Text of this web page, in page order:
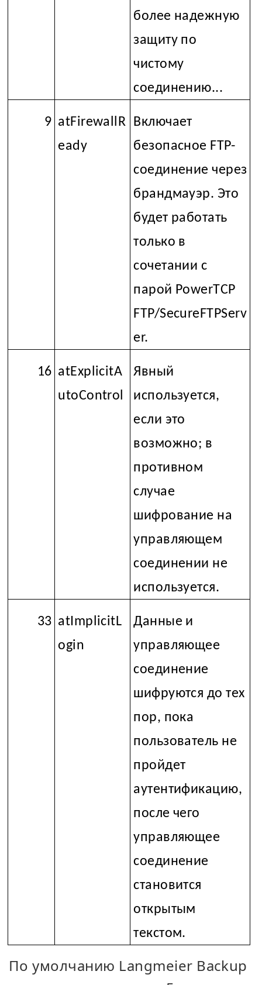
более надежную
защиту по
чистому
соединению...
9 atFirewallR
eady
Включает
безопасное FTP-
соединение через
брандмауэр. Это
будет работать
только в
сочетании с
парой PowerTCP
FTP/SecureFTPServ
er.
16 atExplicitA
utoControl
Явный
используется,
если это
возможно; в
противном
случае
шифрование на
управляющем
соединении не
используется.
33 atImplicitL
ogin
Данные и
управляющее
соединение
шифруются до тех
пор, пока
пользователь не
пройдет
аутентификацию,
после чего
управляющее
соединение
становится
открытым
текстом.
По умолчанию Langmeier Backup